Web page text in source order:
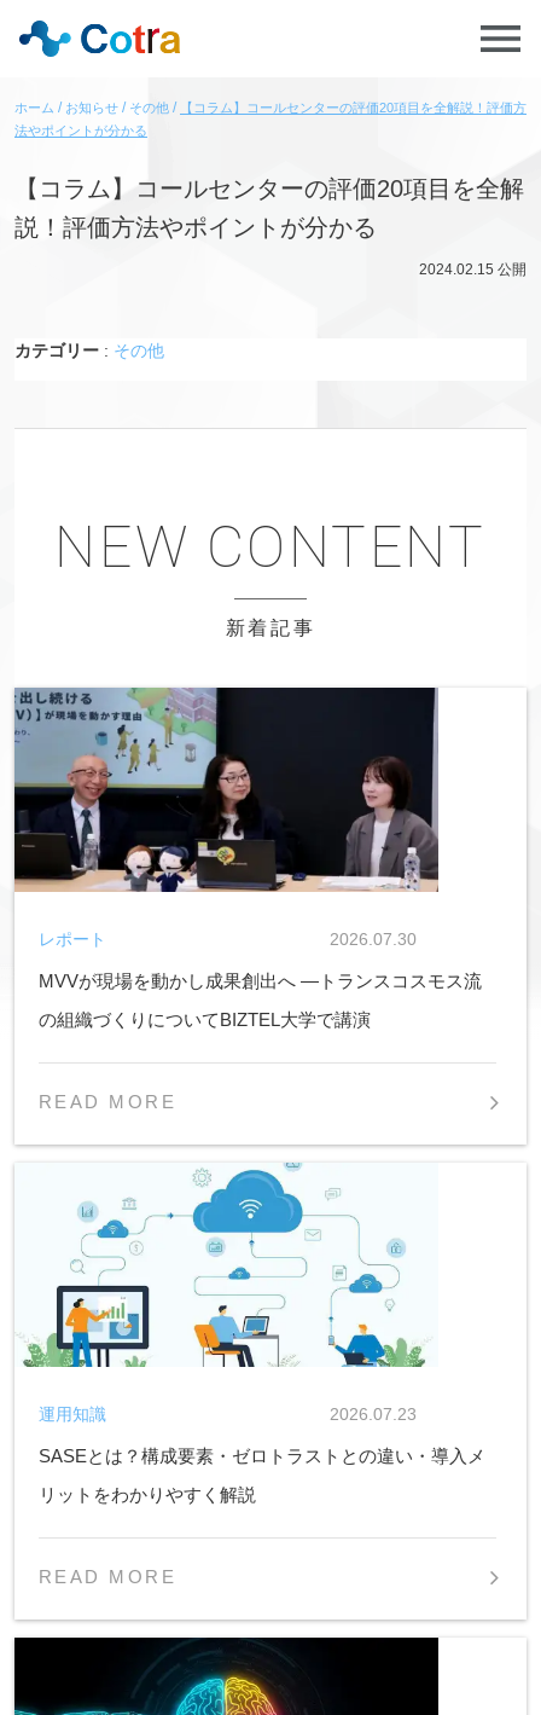
ホーム お知らせ その他
【コラム】コールセンターの評価20項目を全解説！評価方
法やポイントが分かる
【コラム】コールセンターの評価20項目を全解
説！評価方法やポイントが分かる
2024.02.15 公開
カテゴリー : その他
新着記事
MVVが現場を動かし成果創出へ ―トランスコスモス流
の組織づくりについてBIZTEL大学で講演
2026.07.30
レポート
READ MORE
SASEとは？構成要素・ゼロトラストとの違い・導入メ
リットをわかりやすく解説
2026.07.23
運用知識
READ MORE